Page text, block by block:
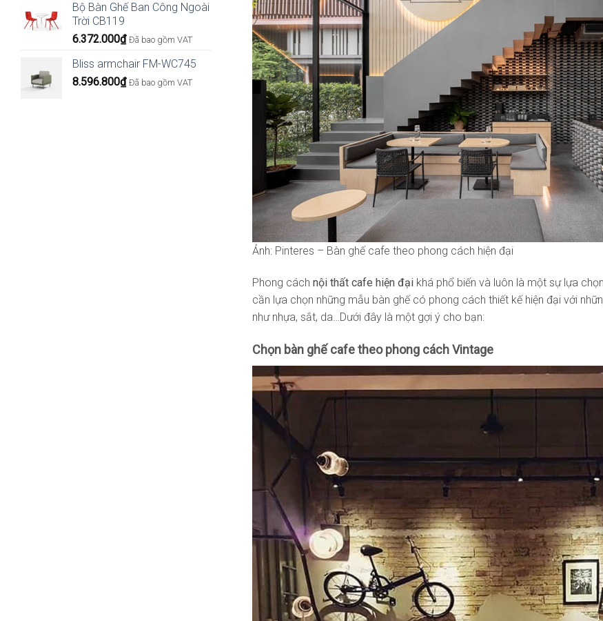
Bộ Bàn Ghế Ban Công Ngoài
Trời CB119
6.372.000₫ Đã bao gồm VAT
Bliss armchair FM-WC745
8.596.800₫ Đã bao gồm VAT
Ảnh: Pinteres – Bàn ghế cafe theo phong cách hiện đại
Phong cách nội thất cafe hiện đại khá phổ biến và luôn là một sự lựa
cần lựa chọn những mẫu bàn ghế có phong cách thiết kế hiện đại với
như nhựa, sắt, da…Dưới đây là một gợi ý cho bạn:
Chọn bàn ghế cafe theo phong cách Vintage